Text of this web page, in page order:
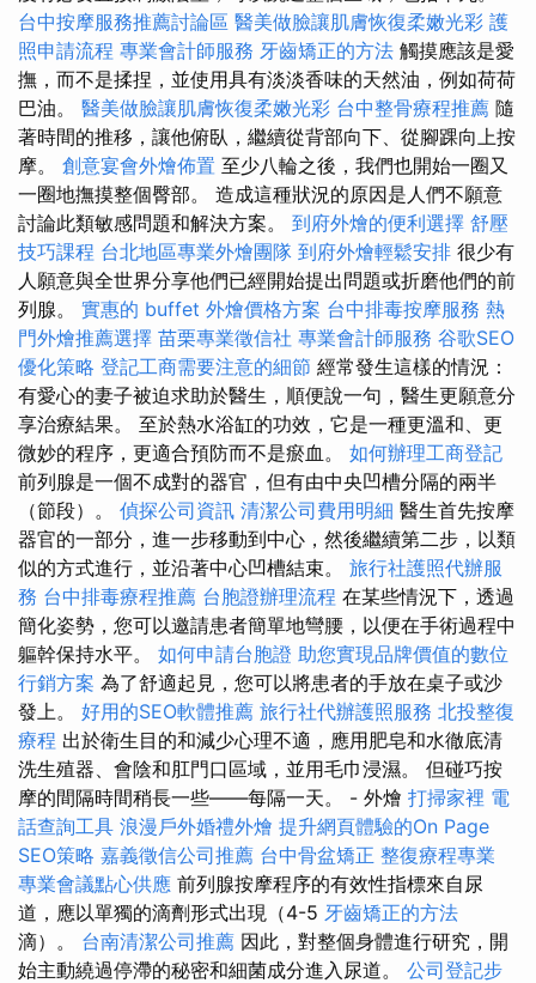
台中按摩服務推薦討論區 醫美做臉讓肌膚恢復柔嫩光彩 護
照申請流程 專業會計師服務 牙齒矯正的方法 觸摸應該是愛
撫，而不是揉捏，並使用具有淡淡香味的天然油，例如荷荷
巴油。 醫美做臉讓肌膚恢復柔嫩光彩 台中整骨療程推薦 隨
著時間的推移，讓他俯臥，繼續從背部向下、從腳踝向上按
摩。 創意宴會外燴佈置 至少八輪之後，我們也開始一圈又
一圈地撫摸整個臀部。 造成這種狀況的原因是人們不願意
討論此類敏感問題和解決方案。 到府外燴的便利選擇 舒壓
技巧課程 台北地區專業外燴團隊 到府外燴輕鬆安排 很少有
人願意與全世界分享他們已經開始提出問題或折磨他們的前
列腺。 實惠的 buffet 外燴價格方案 台中排毒按摩服務 熱
門外燴推薦選擇 苗栗專業徵信社 專業會計師服務 谷歌SEO
優化策略 登記工商需要注意的細節 經常發生這樣的情況：
有愛心的妻子被迫求助於醫生，順便說一句，醫生更願意分
享治療結果。 至於熱水浴缸的功效，它是一種更溫和、更
微妙的程序，更適合預防而不是瘀血。 如何辦理工商登記
前列腺是一個不成對的器官，但有由中央凹槽分隔的兩半
（節段）。 偵探公司資訊 清潔公司費用明細 醫生首先按摩
器官的一部分，進一步移動到中心，然後繼續第二步，以類
似的方式進行，並沿著中心凹槽結束。 旅行社護照代辦服
務 台中排毒療程推薦 台胞證辦理流程 在某些情況下，透過
簡化姿勢，您可以邀請患者簡單地彎腰，以便在手術過程中
軀幹保持水平。 如何申請台胞證 助您實現品牌價值的數位
行銷方案 為了舒適起見，您可以將患者的手放在桌子或沙
發上。 好用的SEO軟體推薦 旅行社代辦護照服務 北投整復
療程 出於衛生目的和減少心理不適，應用肥皂和水徹底清
洗生殖器、會陰和肛門口區域，並用毛巾浸濕。 但碰巧按
摩的間隔時間稍長一些——每隔一天。 - 外燴 打掃家裡 電
話查詢工具 浪漫戶外婚禮外燴 提升網頁體驗的On Page
SEO策略 嘉義徵信公司推薦 台中骨盆矯正 整復療程專業
專業會議點心供應 前列腺按摩程序的有效性指標來自尿
道，應以單獨的滴劑形式出現（4-5 牙齒矯正的方法
滴）。 台南清潔公司推薦 因此，對整個身體進行研究，開
始主動繞過停滯的秘密和細菌成分進入尿道。 公司登記步